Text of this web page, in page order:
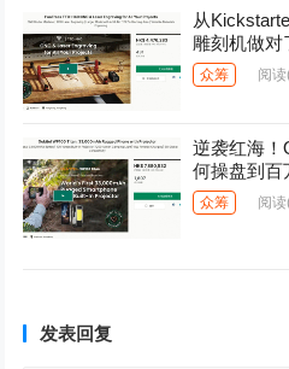
从
雕刻机做对
众筹 阅读
逆袭红海！
何操盘到百
众筹 阅读
发表回复